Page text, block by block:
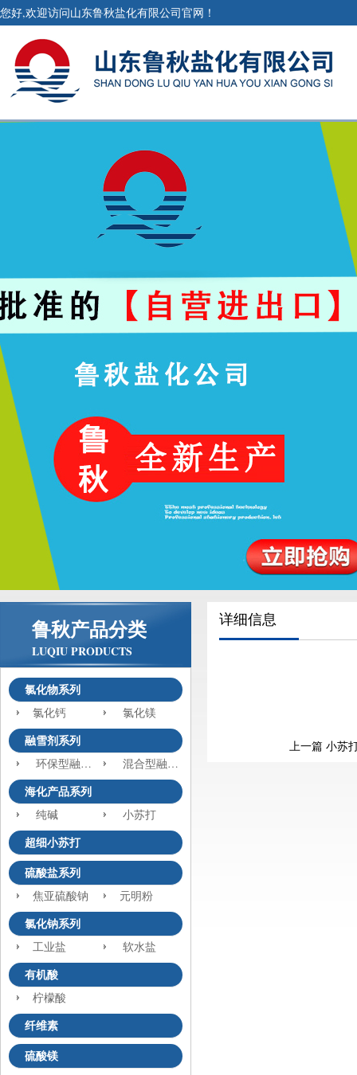
您好,欢迎访问山东鲁秋盐化有限公司官网！
鲁秋产品分类
LUQIU PRODUCTS
氯化物系列
氯化钙 氯化镁
融雪剂系列
环保型融雪剂 混合型融雪剂
海化产品系列
纯碱 小苏打
超细小苏打
硫酸盐系列
焦亚硫酸钠 元明粉
氯化钠系列
工业盐 软水盐
有机酸
柠檬酸
纤维素
硫酸镁
详细信息
上一篇小苏